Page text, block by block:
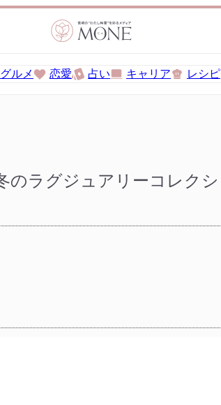
グルメ 恋愛 占い キャリア レシピ
のラグジュアリーコレクシ